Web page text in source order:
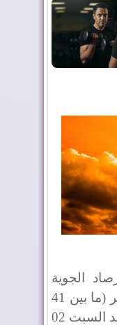
الجوية
بأنه يرتقب تسجيل موجة حر (ما بين 41
و45 درجة)، ابتداء من يوم غد السبت 02